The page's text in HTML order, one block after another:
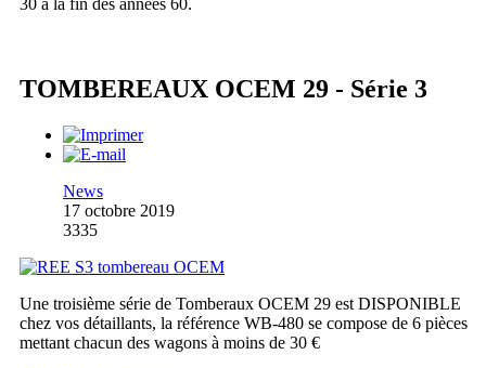
30 à la fin des années 60.
TOMBEREAUX OCEM 29 - Série 3
News
17 octobre 2019
3335
Une troisième série de Tomberaux OCEM 29 est DISPONIBLE
chez vos détaillants, la référence WB-480 se compose de 6 pièces
mettant chacun des wagons à moins de 30 €